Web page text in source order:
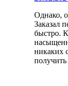
Однако,
Заказал
быстро.
никаких